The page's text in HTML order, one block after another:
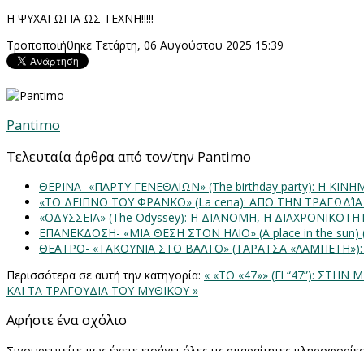
Η ΨΥΧΑΓΩΓΙΑ ΩΣ ΤΕΧΝΗ!!!!!
Τροποποιήθηκε Τετάρτη, 06 Αυγούστου 2025 15:39
Pantimo
Τελευταία άρθρα από τον/την Pantimo
ΘΕΡΙΝΑ- «ΠΑΡΤΥ ΓΕΝΕΘΛΙΩΝ» (The birthday party): H
«ΤΟ ΔΕΙΠΝΟ ΤΟΥ ΦΡΑΝΚΟ» (La cena): ΑΠΟ ΤΗΝ
«ΟΔΥΣΣΕΙΑ» (The Odyssey): Η ΔΙΑΝΟΜΗ, Η
ΕΠΑΝΕΚΔΟΣΗ- «ΜΙΑ ΘΕΣΗ ΣΤΟΝ ΗΛΙΟ» (Α place in the
ΘΕΑΤΡΟ- «ΤΑΚΟΥΝΙΑ ΣΤΟ ΒΑΛΤΟ» (ΤΑΡΑΤΣΑ
Περισσότερα σε αυτή την κατηγορία: « «ΤΟ «47»» (El “47”):
ΚΑΙ ΤΑ ΤΡΑΓΟΥΔΙΑ ΤΟΥ ΜΥΘΙΚΟΥ »
Αφήστε ένα σχόλιο